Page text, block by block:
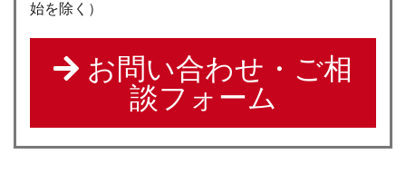
始を除く）
お問い合わせ・ご相
談フォーム